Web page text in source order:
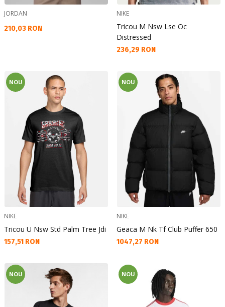
JORDAN
Текуща цена:
210,03 RON
NIKE
Tricou M Nsw Lse Oc
Distressed
Текуща цена:
236,29 RON
NOU
NIKE
Tricou U Nsw Std Palm Tree Jdi
Текуща цена:
157,51 RON
NOU
NIKE
Geaca M Nk Tf Club Puffer 650
Текуща цена:
1047,27 RON
NOU NOU